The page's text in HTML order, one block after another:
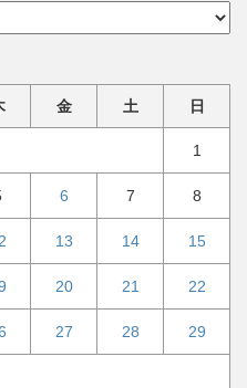
金 土 日
1
6 7 8
13 14 15
20 21 22
27 28 29